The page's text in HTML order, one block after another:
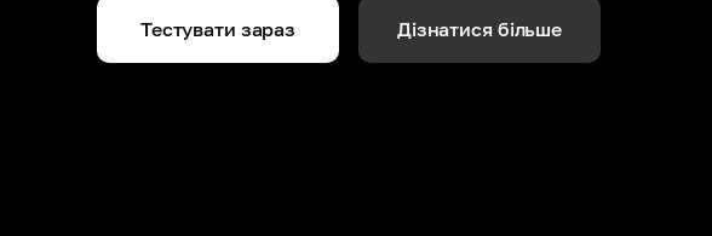
Тестувати зараз Дізнатися більше